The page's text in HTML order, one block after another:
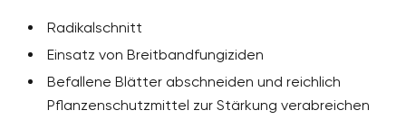
Radikalschnitt
Einsatz von Breitbandfungiziden
Befallene Blätter abschneiden und reichlich
Pflanzenschutzmittel zur Stärkung verabreichen